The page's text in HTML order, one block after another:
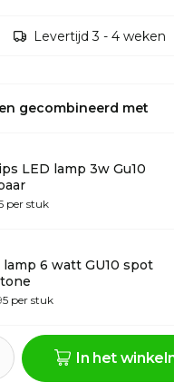
Levertijd 3 - 4 weken
gecombineerd met
LED lamp 3w Gu10
per stuk
lamp 6 watt GU10 spot
per stuk
In het